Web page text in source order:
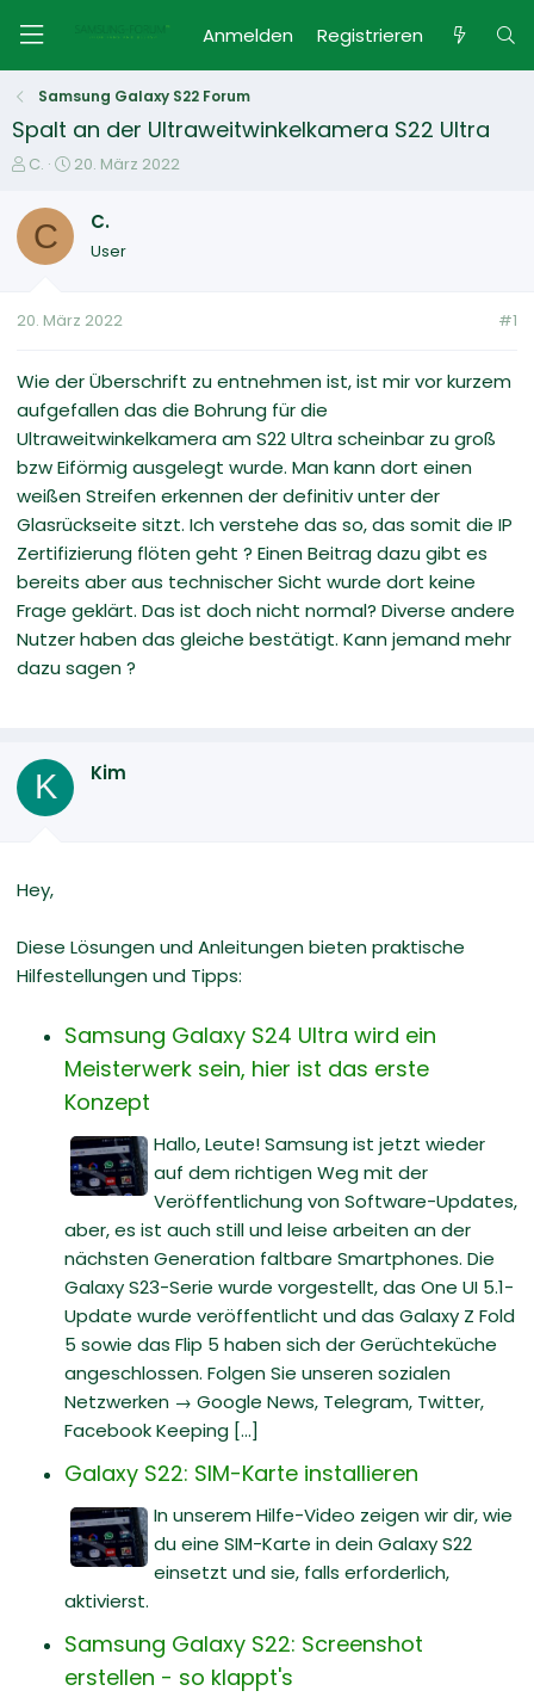
Anmelden Registrieren
Samsung Galaxy S22 Forum
Spalt an der Ultraweitwinkelkamera S22 Ultra
E
s
e
e
C.
E
t
t
m
20. März 2022
C C.
User
20. März 2022 #1
Wie der Überschrift zu entnehmen ist, ist mir vor kurzem
aufgefallen das die Bohrung für die
Ultraweitwinkelkamera am S22 Ultra scheinbar zu groß
bzw Eiförmig ausgelegt wurde. Man kann dort einen
weißen Streifen erkennen der definitiv unter der
Glasrückseite sitzt. Ich verstehe das so, das somit die IP
Zertifizierung flöten geht ? Einen Beitrag dazu gibt es
bereits aber aus technischer Sicht wurde dort keine
Frage geklärt. Das ist doch nicht normal? Diverse andere
Nutzer haben das gleiche bestätigt. Kann jemand mehr
dazu sagen ?
K Kim
Hey,
Diese Lösungen und Anleitungen bieten praktische
Hilfestellungen und Tipps:
Samsung Galaxy S24 Ultra wird ein
Meisterwerk sein, hier ist das erste
Konzept
Hallo, Leute! Samsung ist jetzt wieder
auf dem richtigen Weg mit der
Veröffentlichung von Software-Updates,
aber, es ist auch still und leise arbeiten an der
nächsten Generation faltbare Smartphones. Die
Galaxy S23-Serie wurde vorgestellt, das One UI 5.1-
Update wurde veröffentlicht und das Galaxy Z Fold
5 sowie das Flip 5 haben sich der Gerüchteküche
angeschlossen. Folgen Sie unseren sozialen
Netzwerken → Google News, Telegram, Twitter,
Facebook Keeping [...]
Galaxy S22: SIM-Karte installieren
In unserem Hilfe-Video zeigen wir dir, wie
du eine SIM-Karte in dein Galaxy S22
einsetzt und sie, falls erforderlich,
aktivierst.
Samsung Galaxy S22: Screenshot
erstellen - so klappt's